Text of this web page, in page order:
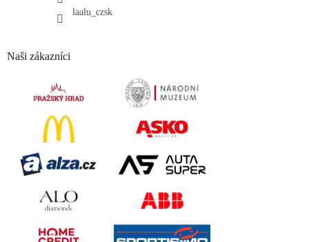
laalu_czsk
Naši zákazníci